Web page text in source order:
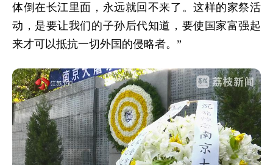
体倒在长江里面，永远就回不来了。这样的家祭活
动，是要让我们的子孙后代知道，要使国家富强起
来才可以抵抗一切外国的侵略者。”